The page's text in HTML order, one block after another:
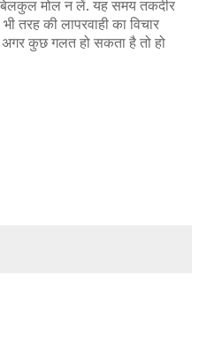
मोल न लें. यह समय तकदीर
तरह की लापरवाही का विचार
कुछ गलत हो सकता है तो हो